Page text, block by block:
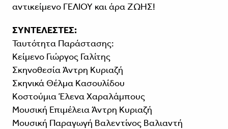
αντικείμενο ΓΕΛΙΟΥ και άρα ΖΩΗΣ!
ΣΥΝΤΕΛΕΣΤΕΣ:
Ταυτότητα Παράστασης:
Κείμενο Γιώργος Γαλίτης
Σκηνοθεσία Άντρη Κυριαζή
Σκηνικά Θέλμα Κασουλίδου
Κοστούμια Έλενα Χαραλάμπους
Μουσική Επιμέλεια Άντρη Κυριαζή
Μουσική Παραγωγή Βαλεντίνος Βαλιαντή